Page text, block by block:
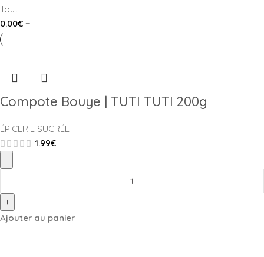
Tout
0.00€ +
Compote Bouye | TUTI TUTI 200g
ÉPICERIE SUCRÉE
1.99€
-
+
Ajouter au panier